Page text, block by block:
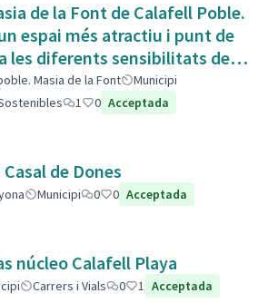
de la Font de Calafell Poble.
espai més atractiu i punt de
les diferents sensibilitats del
Masia de la Font
Municipi
1 0 Acceptada
de Dones
Municipi 0 0 Acceptada
núcleo Calafell Playa
Carrers i Vials 0 1 Acceptada